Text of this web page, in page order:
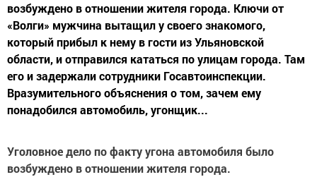
возбуждено в отношении жителя города. Ключи от
«Волги» мужчина вытащил у своего знакомого,
который прибыл к нему в гости из Ульяновской
области, и отправился кататься по улицам города. Там
его и задержали сотрудники Госавтоинспекции.
Вразумительного объяснения о том, зачем ему
понадобился автомобиль, угонщик...
Уголовное дело по факту угона автомобиля было
возбуждено в отношении жителя города.